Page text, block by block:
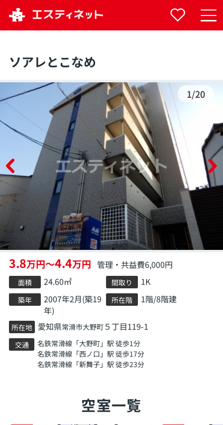
ソアレとこなめ
1/20
3.8万円～4.4万円 管理・共益費6,000円
面積 24.60㎡ 間取り 1K
築年
2007年2月(築19
年)
所在階 1階/8階建
所在地 愛知県常滑市大野町５丁目119-1
交通 名鉄常滑線 「大野町」駅 徒歩1分
名鉄常滑線 「西ノ口 」駅 徒歩17分
名鉄常滑線 「新舞子」駅 徒歩23分
空室一覧